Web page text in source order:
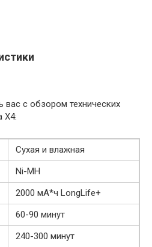
с обзором технических
X4:
Сухая и влажная
Ni-MH
2000 мА*ч LongLife+
60-90 минут
240-300 минут